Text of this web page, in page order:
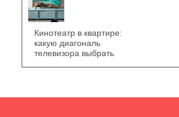
Кинотеатр в квартире:
какую диагональ
телевизора выбрать